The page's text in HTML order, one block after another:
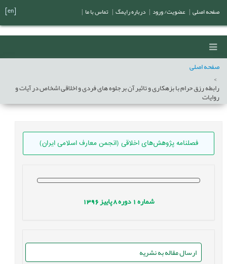
صفحه اصلی
رابطه رزق حرام با بزهکاری و تاثیر آن بر جلوه های فردی و اخلاقی اشخاص در آیات و
روایات
فصلنامه پژوهش‌های اخلاقی (انجمن معارف اسلامی ایران)
شماره1 دوره8 پاییز1396
ارسال مقاله به نشریه
صفحه اصلی عضویت/ ورود درباره رایمگ تماس با ما